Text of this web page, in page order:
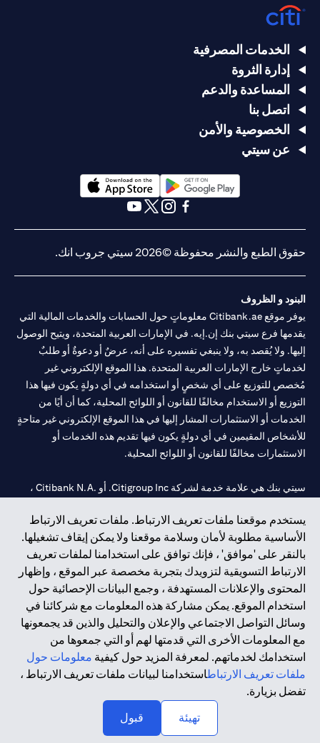
يستخدم موقعنا ملفات تعريف الارتباط. ملفات تعريف الارتباط
الأساسية مطلوبة لأمان وسلامة موقعنا ولا يمكن إيقاف تشغيلها.
بالنقر على 'موافق' ، فإنك توافق على استخدامنا لملفات تعريف
الارتباط التسويقية لتزويدك بتجربة مخصصة عبر الموقع ، وإظهار
المحتوى والإعلانات المستهدفة ، وجمع البيانات الإحصائية حول
استخدام الموقع. يمكن مشاركة هذه المعلومات مع شركائنا في
وسائل التواصل الاجتماعي والإعلان والتحليل والذين قد يجمعونها
مع المعلومات الأخرى التي قدمتها لهم أو التي جمعوها من
استخدامك لخدماتهم. لمعرفة المزيد حول كيفية معلومات حول
ملفات تعريف الارتباطاستخدامنا لبيانات ملفات تعريف الارتباط ،
تفضل بزيارة.
تهيئة
قبول
الخدمات المصرفية
إدارة الثروة
المساعدة والدعم
اتصل بنا
الخصوصية والأمن
عن سيتي
opens in a new tab
opens in a new tab
حقوق الطبع والنشر محفوظة ©2026 سيتي جروب انك.
البنود و الظروف
يوفر موقع Citibank.ae معلوماتٍ حول الحسابات والخدمات المالية التي
يقدمها فرع سيتي بنك إن.إيه. في الإمارات العربية المتحدة، ويتيح الوصول
إليها. ولا يُقصد به، ولا ينبغي تفسيره على أنه، عرضٌ أو دعوةٌ أو طلبٌ
لخدماتٍ خارج الإمارات العربية المتحدة. هذا الموقع الإلكتروني غير
مُخصص للتوزيع على أي شخصٍ أو استخدامه في أي دولةٍ يكون فيها هذا
التوزيع أو الاستخدام مخالفًا للقانون أو اللوائح المحلية، كما أن أيًا من
الخدمات أو الاستثمارات المشار إليها في هذا الموقع الإلكتروني غير متاحةٍ
للأشخاص المقيمين في أي دولةٍ يكون فيها تقديم هذه الخدمات أو
الاستثمارات مخالفًا للقانون أو اللوائح المحلية.
سيتي بنك هي علامة خدمة لشركة Citigroup Inc. أو .Citibank N.A ،
سيتي بنك إن. إيه. الإمارات مسجل لدى مصرف الإمارات المركزي تحت
أرقام التراخيص 202563 لفرع الوصل في دبي، 531989 لفرع مول
الإمارات في دبي، و CN-1002019 لفرع أبوظبي. هاتف: 4000 311 04.
فرع سيتي بنك إن إيه - الإمارات العربية المتحدة مرخص من مصرف
الإمارات العربية المتحدة المركزي كفرع لبنك أجنبي.
سيتي بنك إن إيه الإمارات العربية المتحدة مرخص من هيئة الأوراق المالية
والسلع في الإمارات العربية المتحدة ("SCA") للقيام بالنشاط المالي لـ أ)
الاستشارات المالية والتعريف والترويج بموجب ترخيص رقم
20200000097 ب) وسيط تداول في الأسواق الدولية بموجب ترخيص
حقوق الطبع والنشر محفوظة ©2026 سيتي جروب انك.